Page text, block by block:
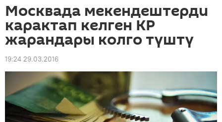
Москвада мекендештерди
карактап келген КР
жарандары колго түштү
19:24 29.03.2016